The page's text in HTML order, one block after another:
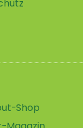
Shop